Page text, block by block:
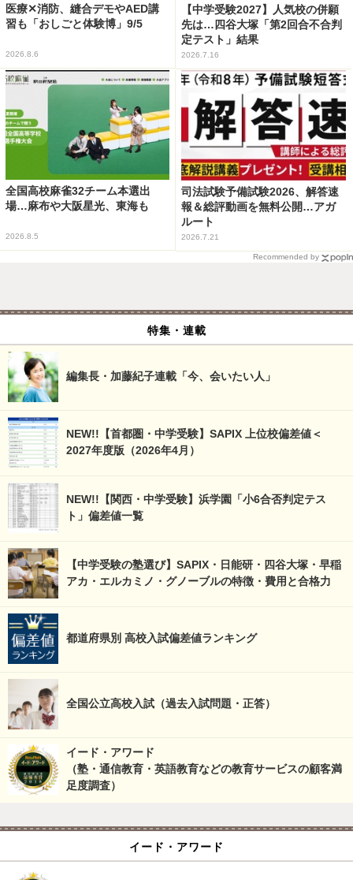
医療✕消防、縫合デモやAED講
習も「おしごと体験博」9/5
2026.8.6
【中学受験2027】人気校の併願
先は…四谷大塚「第2回合不合判
定テスト」結果
2026.7.16
全国高校麻雀32チーム本選出
場…麻布や大阪星光、東海も
2026.8.5
司法試験予備試験2026、解答速
報＆総評動画を無料公開…アガ
ルート
2026.7.21
Recommended by
特集・連載
編集長・加藤紀子連載「今、会いたい人」
NEW!!【首都圏・中学受験】SAPIX 上位校偏差値＜
2027年度版（2026年4月）
NEW!!【関西・中学受験】浜学園「小6合否判定テス
ト」偏差値一覧
【中学受験の塾選び】SAPIX・日能研・四谷大塚・早稲
アカ・エルカミノ・グノーブルの特徴・費用と合格力
都道府県別 高校入試偏差値ランキング
全国公立高校入試（過去入試問題・正答）
イード・アワード
（塾・通信教育・英語教育などの教育サービスの顧客満
足度調査）
イード・アワード